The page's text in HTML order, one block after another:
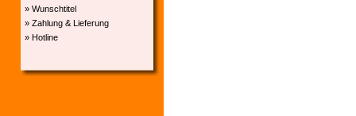
» Wunschtitel
» Zahlung & Lieferung
» Hotline